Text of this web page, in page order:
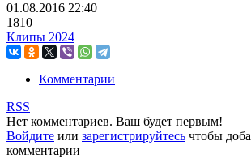
01.08.2016 22:40
1810
Клипы 2024
Комментарии
RSS
Нет комментариев. Ваш будет первым!
Войдите или зарегистрируйтесь чтобы
комментарии